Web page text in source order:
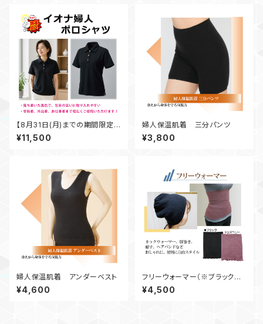
【8月31日(月)までの期間限定
商品】イオナ婦人ポロシャツ 黒
¥11,500
婦人保温肌着 三分パンツ
¥3,800
婦人保温肌着 アンダーベスト
¥4,600
フリーウォーマー（※ブラックの
み）
¥4,500